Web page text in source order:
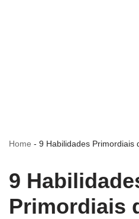
Home - 9 Habilidades Primordiais
9
Primordiais